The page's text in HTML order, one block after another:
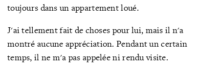
toujours dans un appartement loué.
J'ai tellement fait de choses pour lui, mais il n'a
montré aucune appréciation. Pendant un certain
temps, il ne m'a pas appelée ni rendu visite.